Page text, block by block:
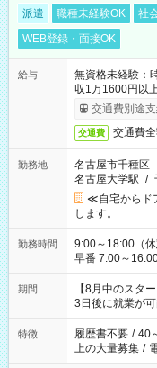
派遣 職種未経験OK 社
WEB登録・面接OK
給与
無資格未経験
収1万1600円以
交通費別途支
交通費 交通費
勤務地
名古屋市千種区
名古屋大学駅 /
≪自宅からド
します。
勤務時間
9:00～18:00（休憩60分） ■ご希望があ
早番 7:00～16:00
と休みを合わせ
「できれば残
ね。 ※Wワーク希望の方へ 今ご覧のお仕事で希望する勤務時間
と、もう1つの
合は応募できま
期間
【8月中のスタ
3日後に就業が可
特徴 履歴書不要 / 40
上の大量募集 /